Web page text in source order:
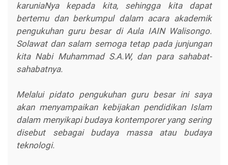
karuniaNya kepada kita, sehingga kita dapat
bertemu dan berkumpul dalam acara akademik
pengukuhan guru besar di Aula IAIN Walisongo.
Solawat dan salam semoga tetap pada junjungan
kita Nabi Muhammad S.A.W, dan para sahabat-
sahabatnya.
Melalui pidato pengukuhan guru besar ini saya
akan menyampaikan kebijakan pendidikan Islam
dalam menyikapi budaya kontemporer yang sering
disebut sebagai budaya massa atau budaya
teknologi.